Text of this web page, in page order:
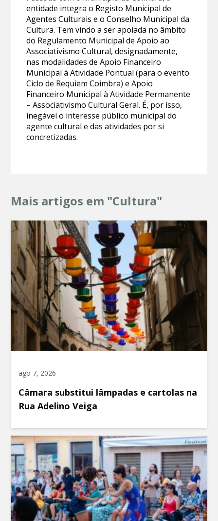
entidade integra o Registo Municipal de
Agentes Culturais e o Conselho Municipal da
Cultura. Tem vindo a ser apoiada no âmbito
do Regulamento Municipal de Apoio ao
Associativismo Cultural, designadamente,
nas modalidades de Apoio Financeiro
Municipal à Atividade Pontual (para o evento
Ciclo de Requiem Coimbra) e Apoio
Financeiro Municipal à Atividade Permanente
– Associativismo Cultural Geral. É, por isso,
inegável o interesse público municipal do
agente cultural e das atividades por si
concretizadas.
Mais artigos em "Cultura"
ago 7, 2026
Câmara substitui lâmpadas e cartolas na
Rua Adelino Veiga